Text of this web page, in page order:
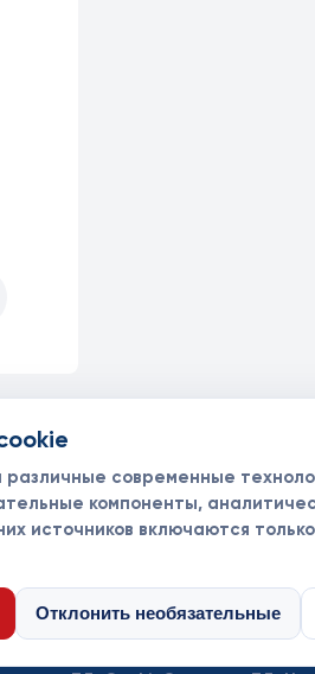
и партнеры
различные современные
компоненты,
источников включаются
Отклонить необязательные